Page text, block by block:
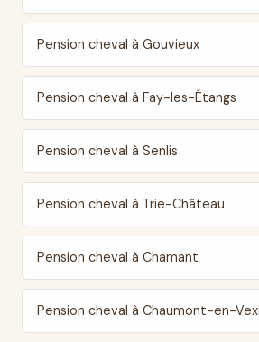
Pension cheval à Gouvieux
Pension cheval à Fay-les-Étangs
Pension cheval à Senlis
Pension cheval à Trie-Château
Pension cheval à Chamant
Pension cheval à Chaumont-en-